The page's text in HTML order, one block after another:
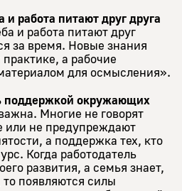
и работа питают друг друга
и работа питают друг
за время. Новые знания
а рабочие
для осмысления».
поддержкой окружающих
Многие не говорят
или не предупреждают
а поддержка тех, кто
Когда работодатель
развития, а семья знает,
появляются силы